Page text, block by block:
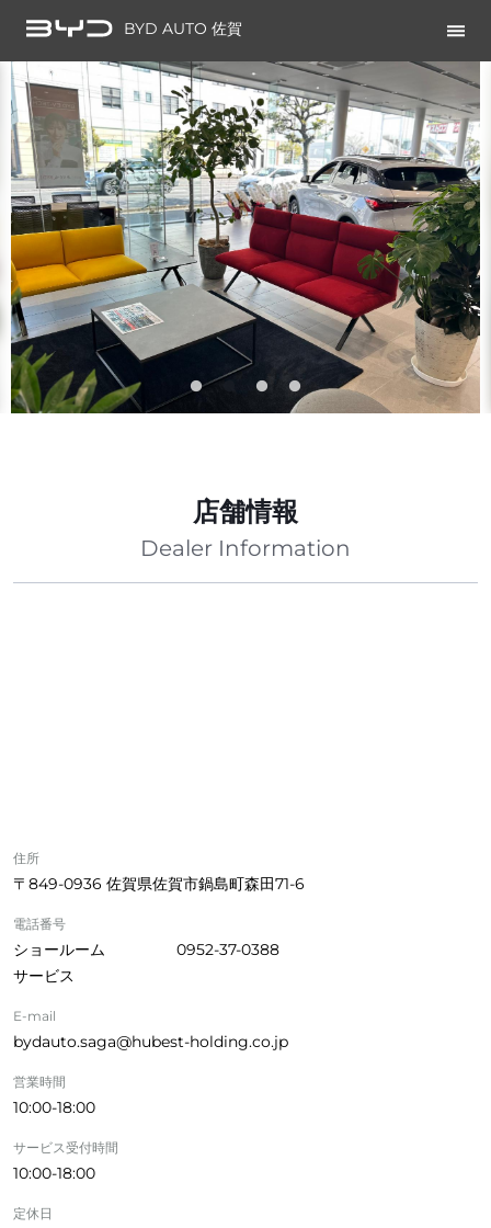
BYD AUTO 佐賀
店舗情報
Dealer Information
住所
〒849-0936 佐賀県佐賀市鍋島町森田71-6
電話番号
ショールーム
0952-37-0388
サービス
E-mail
bydauto.saga@hubest-holding.co.jp
営業時間
10:00-18:00
サービス受付時間
10:00-18:00
定休日